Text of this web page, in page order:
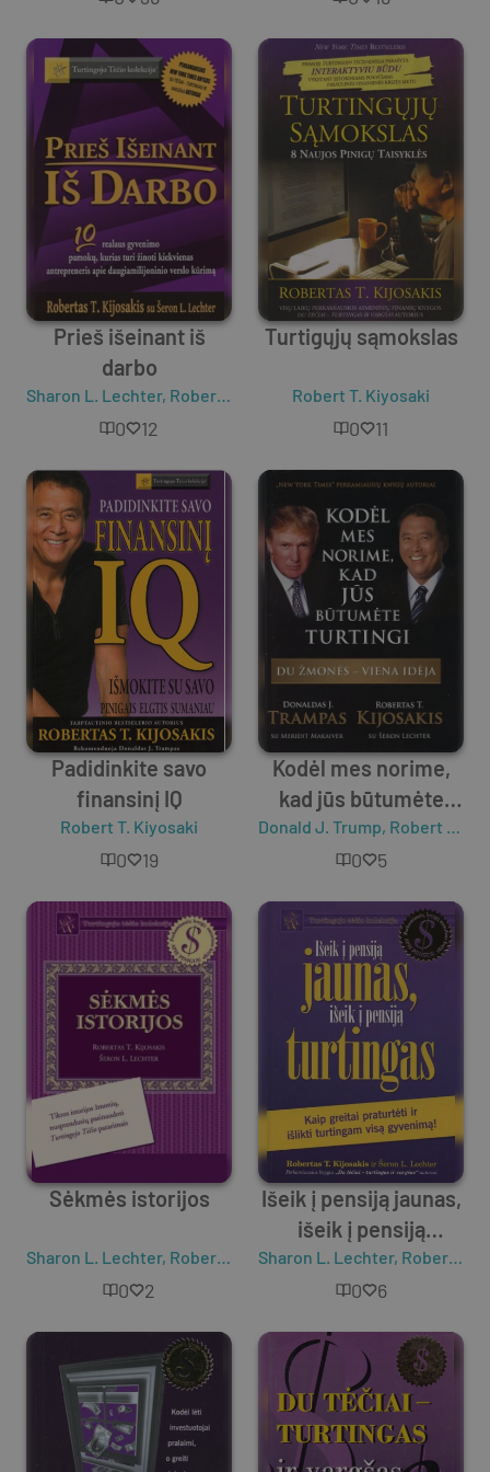
Prieš išeinant iš
darbo
Sharon L. Lechter, Robert T. Kiyosaki
0 12
Turtigųjų sąmokslas
Robert T. Kiyosaki
0 11
Padidinkite savo
finansinį IQ
Robert T. Kiyosaki
0 19
Kodėl mes norime,
kad jūs būtumėte
turtingi
Donald J. Trump, Robert T. Kiyosaki
0 5
Sėkmės istorijos
Sharon L. Lechter, Robert T. Kiyosaki
0 2
Išeik į pensiją jaunas,
išeik į pensiją
turtingas
Sharon L. Lechter, Robert T. Kiyosaki
0 6